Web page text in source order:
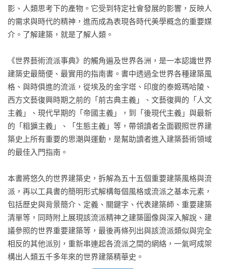
影、人類思考下的產物。它受到特定社會發展的影響，反映人
的需求與時代的精神，進而成為表現各時代美學概念的重要媒
介。了解建築，就是了解人類。
《世界藝術流派事典》的觸角遍及世界各洲，是一本認識世界
建築史最簡便、最實用的指南書。書中透過全世界各種建築風
格、與時俱進的流派，從埃及的金字塔、印度的泰姬瑪哈陵、
西方文藝復興時期之前的「前古典主義」、文藝復興的「人文
主義」、現代早期的「帝國主義」，到「後現代主義」與最新
的「粗獷主義」、「生態主義」等，帶領讀者全面觀照世界建
築史上所有重要的思潮與運動，是幫助讀者進入建築藝術領域
的最佳入門指南。
本書將悠久的世界建築史，拆解為五十五個重要建築風格與流
派，再以工具書的簡明形式解構每個風格或流派之基本元素，
包括歷史與背景簡介、定義、關鍵字、代表建築師、重要建築
清單等，同時附上展現該流派精神之建築圖像與深入解說、建
議參照的世界重要建築等，最後再條列出與該流派類似與完全
相反的其他派別，重新串連起各流派之間的網絡，一氣呵成架
構出人類五千多年來的世界建築精華史。